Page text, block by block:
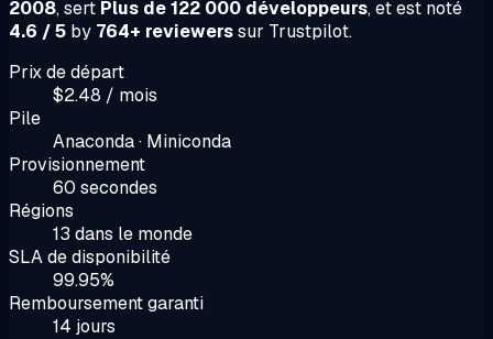
2008, sert Plus de 122 000 développeurs, et est noté
4.6 / 5 by 764+ reviewerssur Trustpilot.
Prix de départ
$2.48 / mois
Pile
Anaconda · Miniconda
Provisionnement
60 secondes
Régions
13 dans le monde
SLA de disponibilité
99.95%
Remboursement garanti
14 jours